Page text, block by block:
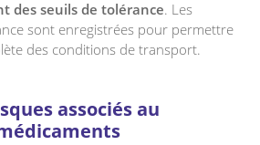
des seuils de tolérance. Les
sont enregistrées pour permettre
des conditions de transport.
associés au